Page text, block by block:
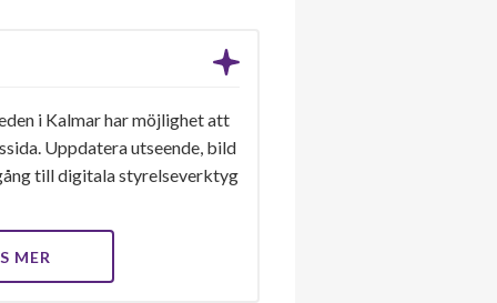
i Kalmar har möjlighet att
Uppdatera utseende, bild
till digitala styrelseverktyg
MER